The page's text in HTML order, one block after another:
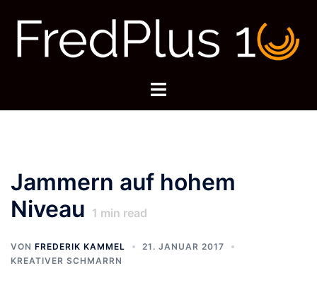
Inhalt
Menü
Jammern auf hohem
Niveau 1 min read
VON FREDERIK KAMMEL
21. JANUAR 2017
KREATIVER SCHMARRN